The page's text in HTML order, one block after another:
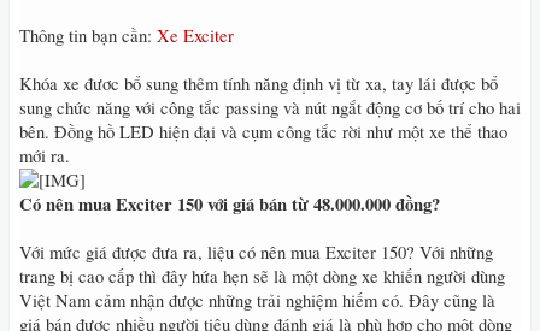
Thông tin bạn cần: Xe Exciter
Khóa xe đươc bổ sung thêm tính năng định vị từ xa, tay lái được bổ
sung chức năng với công tắc passing và nút ngắt động cơ bố trí cho hai
bên. Đồng hồ LED hiện đại và cụm công tắc rời như một xe thể thao
mới ra.
Có nên mua Exciter 150 với giá bán từ 48.000.000 đồng?
Với mức giá được đưa ra, liệu có nên mua Exciter 150? Với những
trang bị cao cấp thì đây hứa hẹn sẽ là một dòng xe khiến người dùng
Việt Nam cảm nhận được những trải nghiệm hiếm có. Đây cũng là
giá bán được nhiều người tiêu dùng đánh giá là phù hợp cho một dòng